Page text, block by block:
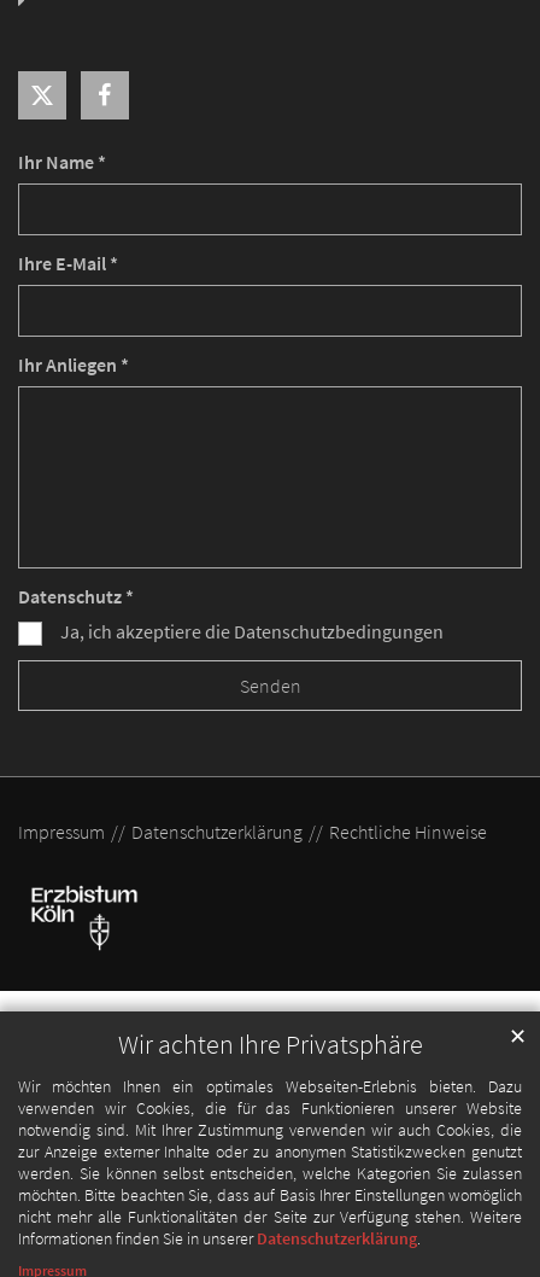
Wir achten Ihre Privatsphäre
Wir möchten Ihnen ein optimales Webseiten-Erlebnis bieten. Dazu
verwenden wir Cookies, die für das Funktionieren unserer Website
notwendig sind. Mit Ihrer Zustimmung verwenden wir auch Cookies, die
zur Anzeige externer Inhalte oder zu anonymen Statistikzwecken genutzt
werden. Sie können selbst entscheiden, welche Kategorien Sie zulassen
möchten. Bitte beachten Sie, dass auf Basis Ihrer Einstellungen womöglich
nicht mehr alle Funktionalitäten der Seite zur Verfügung stehen. Weitere
Informationen finden Sie in unsererDatenschutzerklärung.
✕
Impressum
Ihr Name *
Ihre E-Mail *
Ihr Anliegen *
Datenschutz *
Ja, ich akzeptiere die Datenschutzbedingungen
Impressum Datenschutzerklärung Rechtliche Hinweise